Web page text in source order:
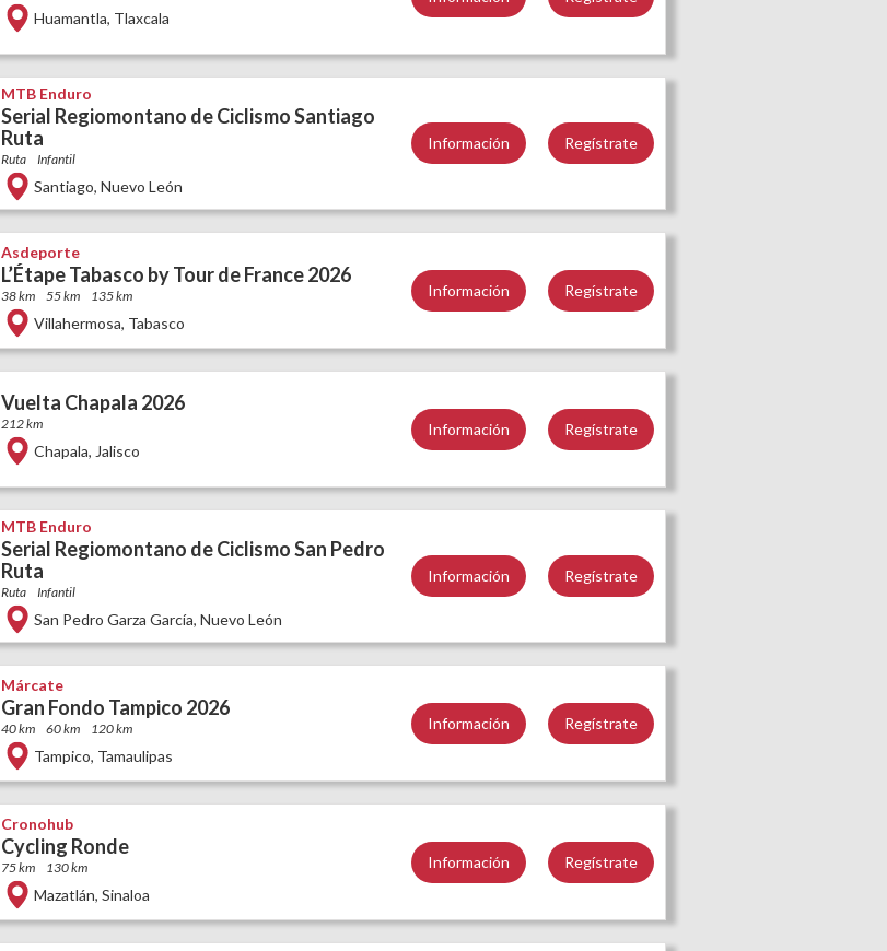
Huamantla, Tlaxcala
MTB Enduro
Serial Regiomontano de Ciclismo Santiago
Ruta
Ruta Infantil
Santiago, Nuevo León
Información Regístrate
Asdeporte
L’Étape Tabasco by Tour de France 2026
38 km 55 km 135 km
Villahermosa, Tabasco
Información Regístrate
Vuelta Chapala 2026
212 km
Chapala, Jalisco
Información Regístrate
MTB Enduro
Serial Regiomontano de Ciclismo San Pedro
Ruta
Ruta Infantil
San Pedro Garza García, Nuevo León
Información Regístrate
Márcate
Gran Fondo Tampico 2026
40 km 60 km 120 km
Tampico, Tamaulipas
Información Regístrate
Cronohub
Cycling Ronde
75 km 130 km
Mazatlán, Sinaloa
Información Regístrate